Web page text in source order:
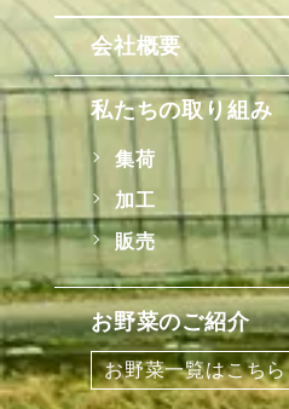
会社概要
私たちの取り組み
集荷
加工
販売
お野菜のご紹介
お野菜一覧はこちら